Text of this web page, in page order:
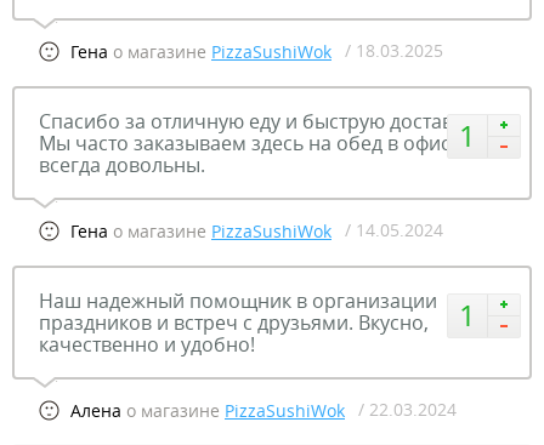
Гена о магазине PizzaSushiWok / 18.03.2025
1
Спасибо за отличную еду и быструю доставку!
Мы часто заказываем здесь на обед в офисе и
всегда довольны.
Гена о магазине PizzaSushiWok / 14.05.2024
1
Наш надежный помощник в организации
праздников и встреч с друзьями. Вкусно,
качественно и удобно!
Алена о магазине PizzaSushiWok / 22.03.2024